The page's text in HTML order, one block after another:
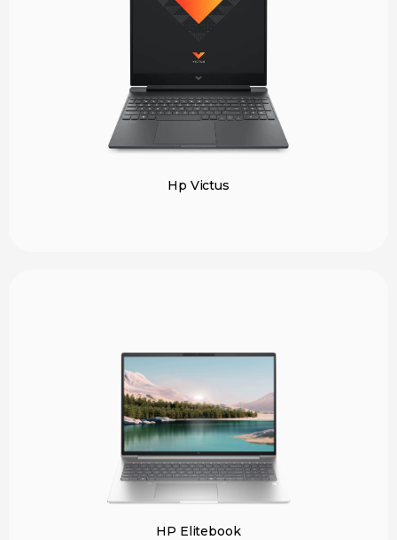
Hp Victus
HP Elitebook